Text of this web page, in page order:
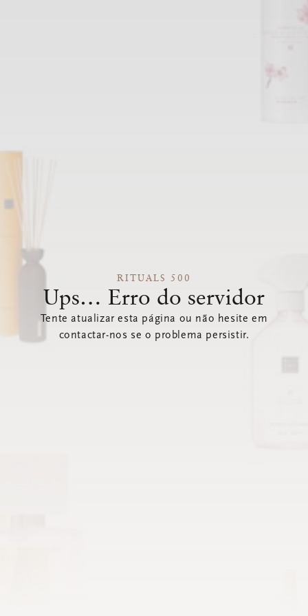
RITUALS 500
Ups… Erro do servidor
Tente atualizar esta página ou não hesite em
contactar-nos se o problema persistir.